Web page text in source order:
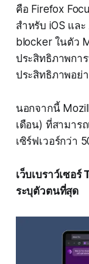
คือ Firefox
สำหรับ iOS แล
blocker ในตัว
ประสิทธิภาพกา
ประสิทธิภาพอย่
นอกจากนี้
เดือน) ที่สามาร
เซิร์ฟเวอร์กว่า
เว็บเบราว์เซอ
ระบุตัวตนที่สุด